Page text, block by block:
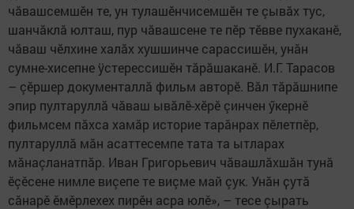
чăвашсемшĕн те, ун тулашĕнчисемшĕн те çывăх тус,
шанчăклă юлташ, пур чăвашсене те пĕр тĕвве пухаканĕ,
чăваш чĕлхине халăх хушшинче сарассишĕн, унăн
сумне-хисепне ÿстерессишĕн тăрăшаканĕ. И.Г. Тарасов
– çĕршер документаллă фильм авторĕ. Вăл тăрăшнипе
эпир пултаруллă чăваш ывăлĕ-хĕрĕ çинчен ӳкернӗ
фильмсем пăхса хамăр историе тарăнрах пĕлетпĕр,
пултаруллă мăн асаттесемпе тата та ытларах
мăнаçланатпăр. Иван Григорьевич чăвашлăхшăн тунă
ĕçěсене нимле виçепе те виçме май çук. Унăн ҫутă
сăнарě ěмěрлехех пирěн асра юлě», – тесе çырать